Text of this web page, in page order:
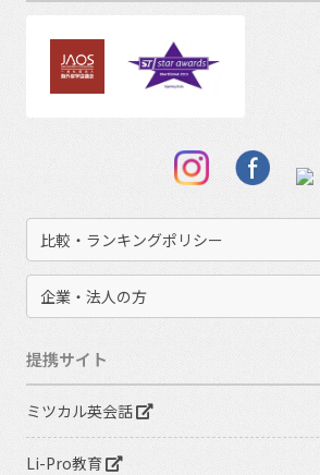
比較・ランキングポリシー
企業・法人の方
提携サイト
ミツカル英会話
Li-Pro教育